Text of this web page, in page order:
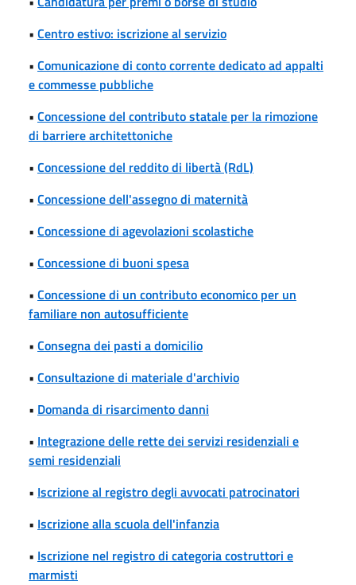
• Centro estivo: iscrizione al servizio
• Comunicazione di conto corrente dedicato ad appalti
e commesse pubbliche
• Concessione del contributo statale per la rimozione
di barriere architettoniche
• Concessione del reddito di libertà (RdL)
• Concessione dell'assegno di maternità
• Concessione di agevolazioni scolastiche
• Concessione di buoni spesa
• Concessione di un contributo economico per un
familiare non autosufficiente
• Consegna dei pasti a domicilio
• Consultazione di materiale d'archivio
• Domanda di risarcimento danni
• Integrazione delle rette dei servizi residenziali e
semi residenziali
• Iscrizione al registro degli avvocati patrocinatori
• Iscrizione alla scuola dell'infanzia
• Iscrizione nel registro di categoria costruttori e
marmisti